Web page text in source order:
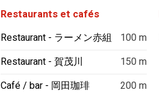
Restaurants et cafés
Restaurant - ラーメン赤組
100 m
Restaurant - 賀茂川
150 m
Café / bar - 岡田珈琲
200 m